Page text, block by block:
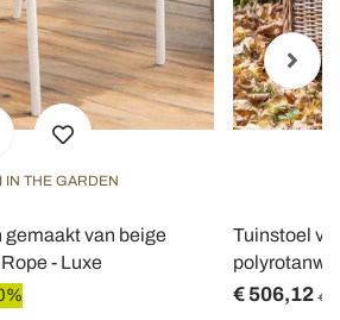
IN THE GARDEN
gemaakt van beige
- Luxe
Tuinstoel
€ 506,12 €